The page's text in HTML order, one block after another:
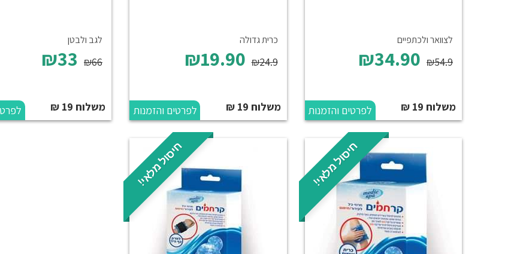
לצוואר ולכתפיים
₪34.90 ₪54.9
משלוח 19 ₪ לפרטים והזמנות
כרית גדולה
₪19.90 ₪24.9
משלוח 19 ₪ לפרטים והזמנות
לגב ולבטן
₪33 ₪66
משלוח 19 ₪
חיסול מלאי! חיסול מלאי!